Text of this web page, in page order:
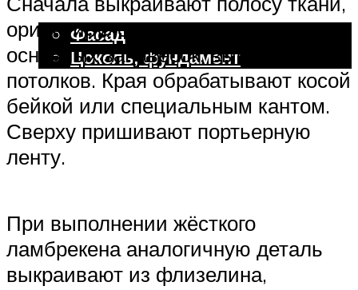
Внешняя отделка
Фасад
Цоколь, фундамент
Меню
ориентируясь на размеры карниза,
основных занавесок, высоту
потолков. Края обрабатывают косой
бейкой или специальным кантом.
Сверху пришивают портьерную
ленту.
При выполнении жёсткого
ламбрекена аналогичную деталь
выкраивают из флизелина,